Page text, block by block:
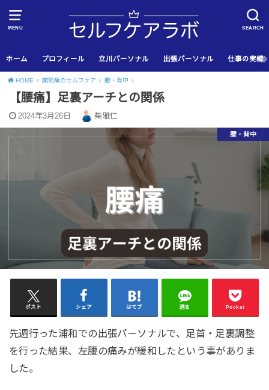
MENU SEARCH
ホーム プロフィール 立川パーソナル 出張パーソナル 仕事の実績
HOME 関節痛のセルフケア 腰・背中
【腰痛】足裏アーチとの関係
2024年3月26日 柴雅仁
腰・背中
ポスト シェア はてブ 送る Pocket
先週行った浦和での出張パーソナルで、足首・足裏調整
を行った結果、左腰の痛みが緩和したという事がありま
した。